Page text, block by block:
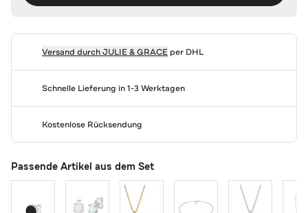
Versand durchJULIE & GRACEper DHL
Schnelle Lieferung in 1-3 Werktagen
Kostenlose Rücksendung
Passende Artikel aus dem Set